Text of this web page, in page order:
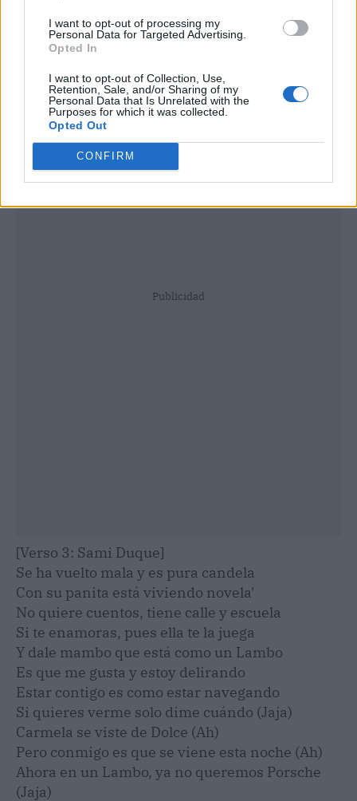
I want to opt-out of processing my
Personal Data for Targeted Advertising.
Opted In
I want to opt-out of Collection, Use,
Retention, Sale, and/or Sharing of my
Personal Data that Is Unrelated with the
Purposes for which it was collected.
Opted Out
CONFIRM
Cuando estoy a tu vera, el mundo se me para
Publicidad
[Verso 3: Sami Duque]
Se ha vuelto mala y es pura candela
Con su panita está viviendo novela'
No quiere cuentos, tiene calle y escuela
Si te enamoras, pues ella te la juega
Y dale mambo que está como un Lambo
Es que me gusta y estoy delirando
Estar contigo es como estar navegando
Si quieres verme solo dime cuándo (Jaja)
Carmela se viste de Dolce (Ah)
Pero conmigo es que se viene esta noche (Ah)
Ahora en un Lambo, ya no queremos Porsche
(Jaja)